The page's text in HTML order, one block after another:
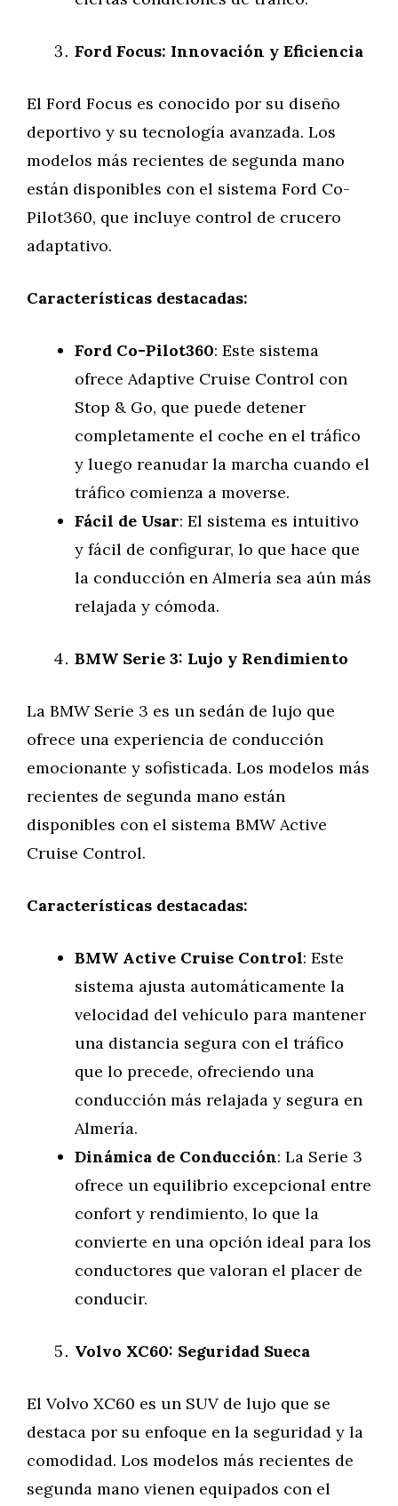
Ford Focus: Innovación y Eficiencia
El Ford Focus es conocido por su diseño
deportivo y su tecnología avanzada. Los
modelos más recientes de segunda mano
están disponibles con el sistema Ford Co-
Pilot360, que incluye control de crucero
adaptativo.
Características destacadas:
Ford Co-Pilot360: Este sistema
ofrece Adaptive Cruise Control con
Stop & Go, que puede detener
completamente el coche en el tráfico
y luego reanudar la marcha cuando el
tráfico comienza a moverse.
Fácil de Usar: El sistema es intuitivo
y fácil de configurar, lo que hace que
la conducción en Almería sea aún más
relajada y cómoda.
BMW Serie 3: Lujo y Rendimiento
La BMW Serie 3 es un sedán de lujo que
ofrece una experiencia de conducción
emocionante y sofisticada. Los modelos más
recientes de segunda mano están
disponibles con el sistema BMW Active
Cruise Control.
Características destacadas:
BMW Active Cruise Control: Este
sistema ajusta automáticamente la
velocidad del vehículo para mantener
una distancia segura con el tráfico
que lo precede, ofreciendo una
conducción más relajada y segura en
Almería.
Dinámica de Conducción: La Serie 3
ofrece un equilibrio excepcional entre
confort y rendimiento, lo que la
convierte en una opción ideal para los
conductores que valoran el placer de
conducir.
Volvo XC60: Seguridad Sueca
El Volvo XC60 es un SUV de lujo que se
destaca por su enfoque en la seguridad y la
comodidad. Los modelos más recientes de
segunda mano vienen equipados con el